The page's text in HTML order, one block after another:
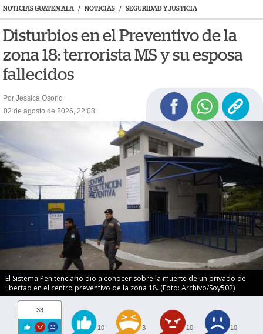
NOTICIAS GUATEMALA / NOTICIAS / SEGURIDAD Y JUSTICIA
Disturbios en el Preventivo de la
zona 18: terrorista MS y su esposa
fallecidos
Por Jessica Osorio
02 de agosto de 2026, 22:08
El Sistema Penitenciario dio a conocer sobre la muerte de un privado de
libertad en el centro preventivo de la zona 18. (Foto: Archivo/Soy502)
33
10 3 10 10